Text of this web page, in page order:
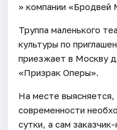
» компании «Бродвей
Труппа маленького
культуры по
приезжает в Москву
«Призрак Оперы».
На месте
современности
сутки, а сам